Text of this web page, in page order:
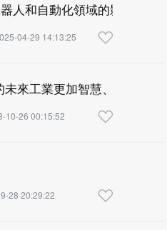
人和自動化領域的影響力
04-29 14:13:25
來工業更加智慧、安全、可
10-26 00:15:52
28 20:29:22